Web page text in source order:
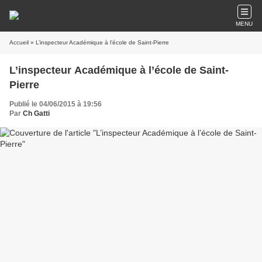
MENU
Accueil » L’inspecteur Académique à l’école de Saint-Pierre
L’inspecteur Académique à l’école de Saint-
Pierre
Publié le 04/06/2015 à 19:56
Par Ch Gatti